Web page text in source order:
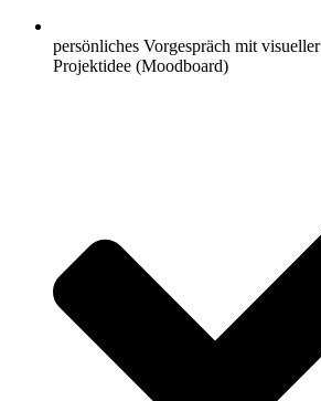
persönliches Vorgespräch mit
Projektidee (Moodboard)